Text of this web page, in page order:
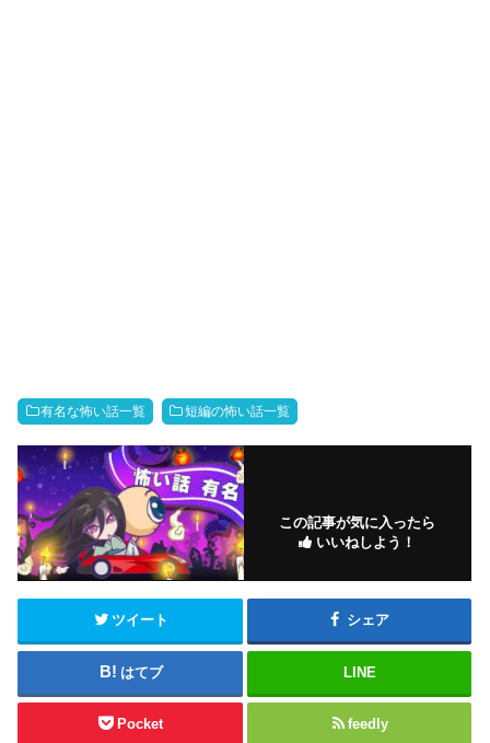
有名な怖い話一覧 短編の怖い話一覧
この記事が気に入ったら
いいねしよう！
ツイート シェア
はてブ LINE
Pocket feedly